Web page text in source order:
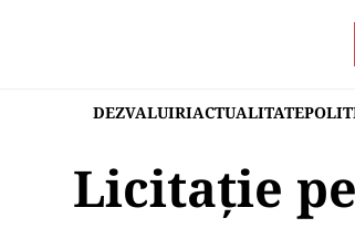
DEZVALUIRIACTUALITATE
Licitație